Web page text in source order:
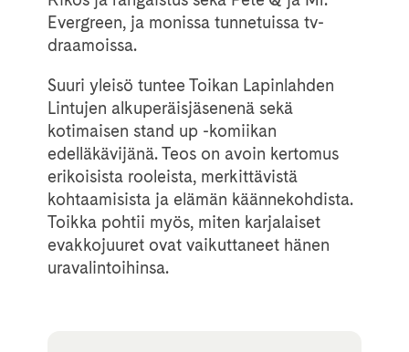
Evergreen, ja monissa tunnetuissa tv-
draamoissa.
Suuri yleisö tuntee Toikan Lapinlahden
Lintujen alkuperäisjäsenenä sekä
kotimaisen stand up -komiikan
edelläkävijänä. Teos on avoin kertomus
erikoisista rooleista, merkittävistä
kohtaamisista ja elämän käännekohdista.
Toikka pohtii myös, miten karjalaiset
evakkojuuret ovat vaikuttaneet hänen
uravalintoihinsa.